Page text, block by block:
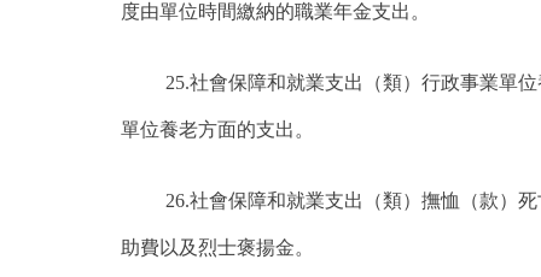
度由單位時間繳納的職業年金支出。
25.社會保障和就業支出（類）行政事業單
單位養老方面的支出。
26.社會保障和就業支出（類）撫恤（款）
助費以及烈士褒揚金。